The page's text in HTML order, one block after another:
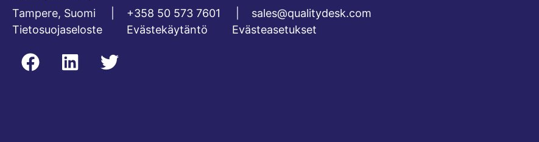
Tampere, Suomi | +358 50 573 7601
sales@qualitydesk.com
Tietosuojaseloste
Evästekäytäntö Evästeasetukset